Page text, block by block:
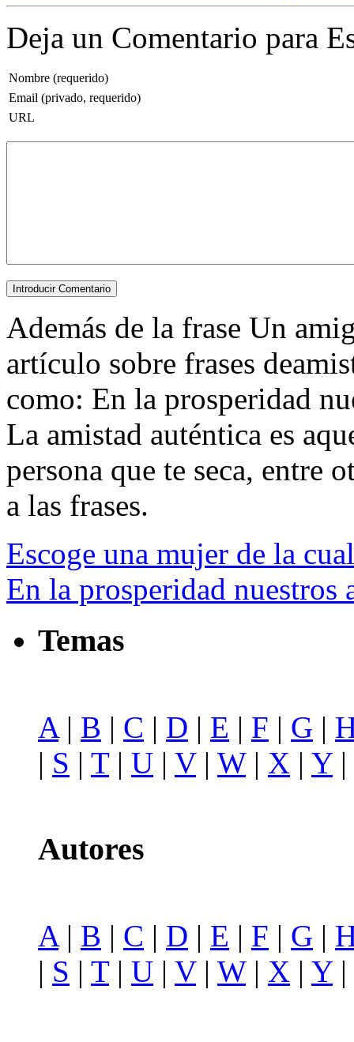
Deja un Comentario para
Nombre (requerido)
Email (privado, requerido)
URL
Además de la frase Un
artículo sobre frases
como: En la prosperidad
La amistad auténtica es
persona que te seca, entre
a las frases.
Escoge una mujer de la
En la prosperidad nuestros
Temas
A | B | C | D | E | F | G |
| S | T| U | V| W| X | Y|
Autores
A| B | C | D | E | F | G |
| S | T| U | V| W| X | Y|